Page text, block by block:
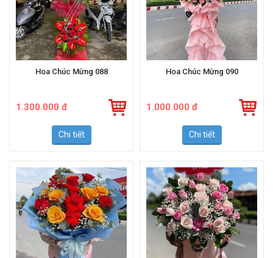
Hoa Chúc Mừng 088
1.300.000 đ
Chi tiết
Hoa Chúc Mừng 090
1.000.000 đ
Chi tiết